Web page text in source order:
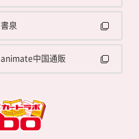
書泉
animate中国通販